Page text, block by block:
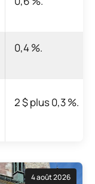
0,4 %.
2 $ plus 0,3 %.
4 août 2026